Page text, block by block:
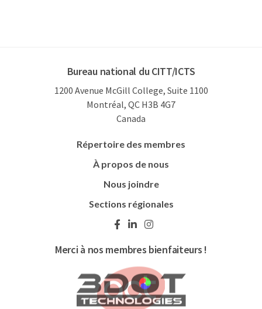
Bureau national du CITT/ICTS
1200 Avenue McGill College, Suite 1100
Montréal, QC H3B 4G7
Canada
Répertoire des membres
À propos de nous
Nous joindre
Sections régionales
Merci à nos membres bienfaiteurs !